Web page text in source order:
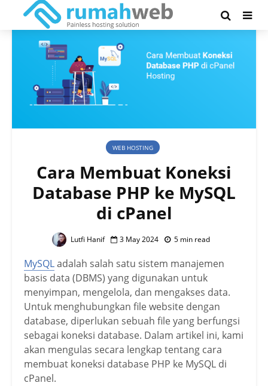
WEB HOSTING
Cara Membuat Koneksi
Database PHP ke MySQL
di cPanel
Lutfi Hanif 3 May 2024 5 min read
MySQLadalah salah satu sistem manajemen
basis data (DBMS) yang digunakan untuk
menyimpan, mengelola, dan mengakses data.
Untuk menghubungkan file website dengan
database, diperlukan sebuah file yang berfungsi
sebagai koneksi database. Dalam artikel ini, kami
akan mengulas secara lengkap tentang cara
membuat koneksi database PHP ke MySQL di
cPanel.